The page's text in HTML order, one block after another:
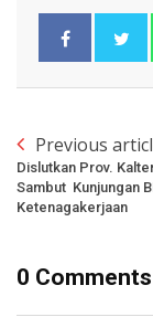
Previous
Dislutkan Prov.
Sambut Kunjungan
Ketenagakerjaan
0 Comments